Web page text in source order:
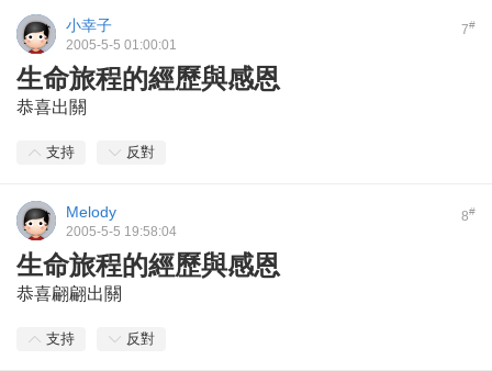
7#
小幸子
2005-5-5 01:00:01
生命旅程的經歷與感恩
恭喜出關
支持 反對
8#
Melody
2005-5-5 19:58:04
生命旅程的經歷與感恩
恭喜翩翩出關
支持 反對